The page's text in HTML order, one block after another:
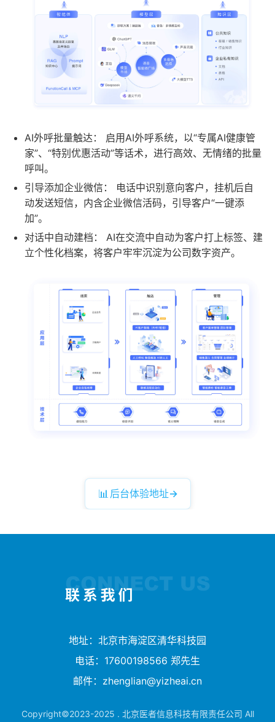
AI外呼批量触达： 启用AI外呼系统，以“专属AI健康管
家”、“特别优惠活动”等话术，进行高效、无情绪的批量
呼叫。
引导添加企业微信： 电话中识别意向客户，挂机后自
动发送短信，内含企业微信活码，引导客户“一键添
加”。
对话中自动建档： AI在交流中自动为客户打上标签、建
立个性化档案，将客户牢牢沉淀为公司数字资产。
📊 后台体验地址→
地址：北京市海淀区清华科技园
电话：17600198566 郑先生
邮件： zhenglian@yizheai.cn
Copyright©2023-2025 . 北京医者信息科技有限责任公司 All